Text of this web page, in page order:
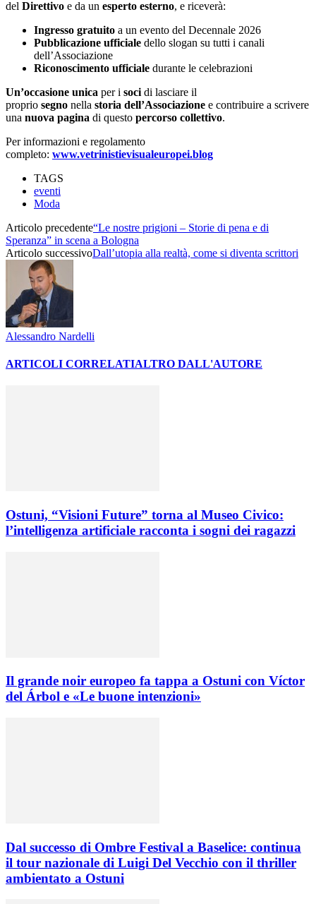
del Direttivo e da un esperto esterno, e riceverà:
Ingresso gratuito a un evento del Decennale 2026
Pubblicazione ufficiale dello slogan su tutti i canali
dell’Associazione
Riconoscimento ufficiale durante le celebrazioni
Un’occasione unica per i soci di lasciare il
proprio segno nella storia dell’Associazione e contribuire a scrivere
una nuova pagina di questo percorso collettivo.
Per informazioni e regolamento
completo: www.vetrinistievisualeuropei.blog
TAGS
eventi
Moda
Articolo precedente“Le nostre prigioni – Storie di pena e di
Speranza” in scena a Bologna
Articolo successivoDall’utopia alla realtà, come si diventa scrittori
Alessandro Nardelli
ARTICOLI CORRELATIALTRO DALL'AUTORE
Ostuni, “Visioni Future” torna al Museo Civico:
l’intelligenza artificiale racconta i sogni dei ragazzi
Il grande noir europeo fa tappa a Ostuni con Víctor
del Árbol e «Le buone intenzioni»
Dal successo di Ombre Festival a Baselice: continua
il tour nazionale di Luigi Del Vecchio con il thriller
ambientato a Ostuni